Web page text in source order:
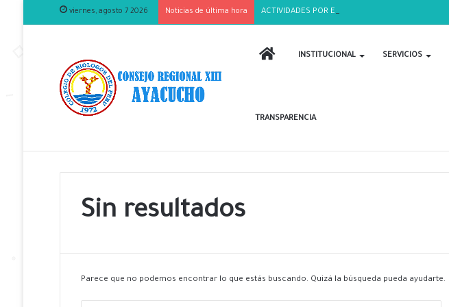
viernes, agosto 7 2026 Noticias de última hora ACTIVIDADES POR EL DÍA DEL BIOLOGO
INICIO INSTITUCIONAL SERVICIOS
TRANSPARENCIA
Sin resultados
Parece que no podemos encontrar lo que estás buscando. Quizá la búsqueda pueda ayudarte.